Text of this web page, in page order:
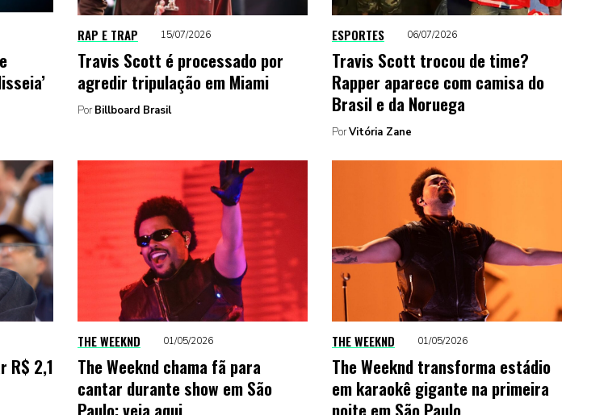
RAP E TRAP 15/07/2026
Travis Scott é processado por
agredir tripulação em Miami
Por Billboard Brasil
ESPORTES 06/07/2026
Travis Scott trocou de time?
Rapper aparece com camisa do
Brasil e da Noruega
PorVitória Zane
R$ 2,1
THE WEEKND 01/05/2026
The Weeknd chama fã para
cantar durante show em São
Paulo; veja aqui
THE WEEKND 01/05/2026
The Weeknd transforma estádio
em karaokê gigante na primeira
noite em São Paulo